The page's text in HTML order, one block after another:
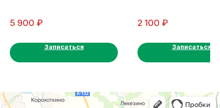
медицинских наук
(первичная)
5 900 ₽
Записаться
2 100 ₽
Записаться
г. Смоленск
ул. Рыленкова, 11 Б
г. Ярцево
ул. Рокоссовского, 65